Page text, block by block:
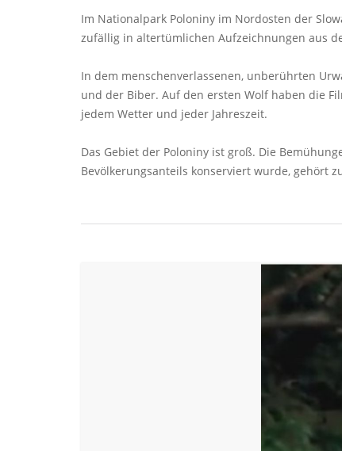
Im Nationalpark Poloniny im Nordosten der
zufällig in altertümlichen Aufzeichnungen aus
In dem menschenverlassenen, unberührten
und der Biber. Auf den ersten Wolf haben die
jedem Wetter und jeder Jahreszeit.
Das Gebiet der Poloniny ist groß. Die
Bevölkerungsanteils konserviert wurde, gehört